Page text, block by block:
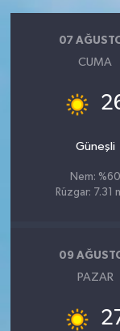
07
CUMA
Güneşli
Nem: %60
Rüzgar: 7.31
09
PAZAR